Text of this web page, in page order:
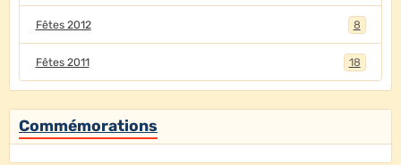
Fêtes 2012 8
Fêtes 2011 18
Commémorations